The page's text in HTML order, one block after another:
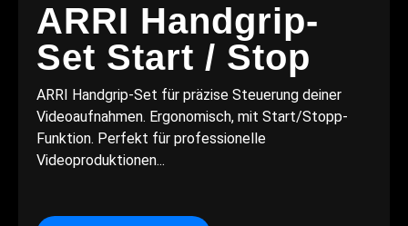
ARRI Handgrip-
Set Start / Stop
ARRI Handgrip-Set für präzise Steuerung deiner
Videoaufnahmen. Ergonomisch, mit Start/Stopp-
Funktion. Perfekt für professionelle
Videoproduktionen...